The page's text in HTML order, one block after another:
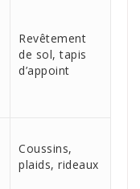
Revêtement
de sol, tapis
d’appoint
Coussins,
plaids, rideaux